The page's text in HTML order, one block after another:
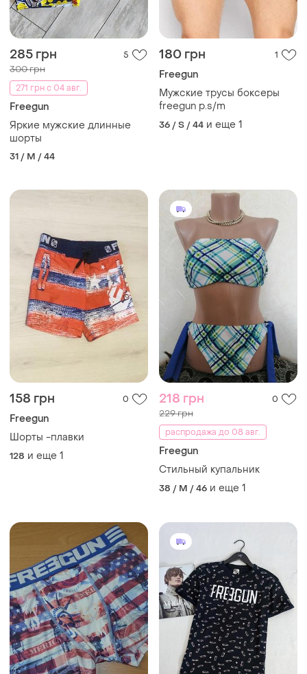
285 грн 5
300 грн
271 грн с 04 авг.
Freegun
Яркие мужские длинные
шорты
31 / M / 44
180 грн 1
Freegun
Мужские трусы боксеры
freegun р.s/m
36 / S / 44 и еще 1
158 грн 0
Freegun
Шорты -плавки
128 и еще 1
218 грн 0
229 грн
распродажа до 08 авг.
Freegun
Стильный купальник
38 / M / 46 и еще 1